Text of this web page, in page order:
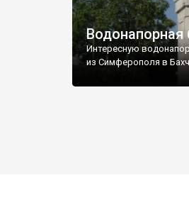
Интересную
из Симферополя в